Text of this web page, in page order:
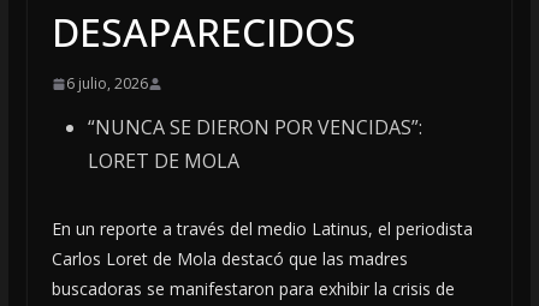
DESAPARECIDOS
6 julio, 2026
“NUNCA SE DIERON POR VENCIDAS”:
LORET DE MOLA
En un reporte a través del medio Latinus, el periodista
Carlos Loret de Mola destacó que las madres
buscadoras se manifestaron para exhibir la crisis de